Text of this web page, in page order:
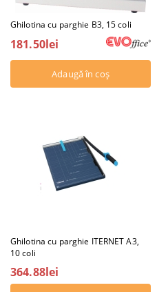
Ghilotina cu parghie B3, 15 coli
181.50lei
Ghilotina cu parghie ITERNET A3,
10 coli
364.88lei